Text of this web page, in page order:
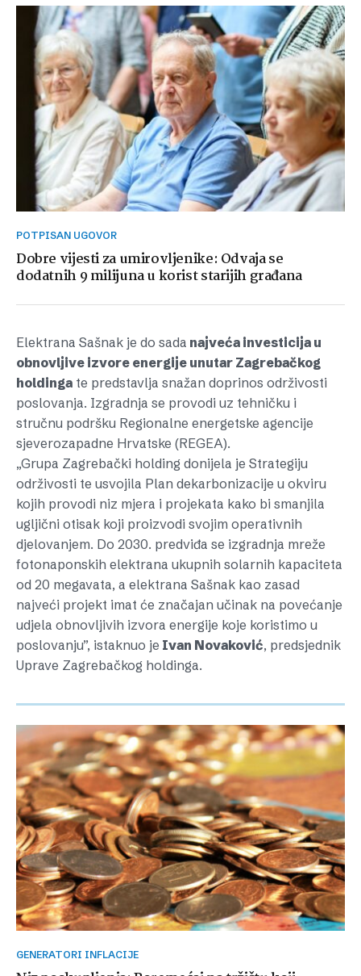
POTPISAN UGOVOR
Dobre vijesti za umirovljenike: Odvaja se
dodatnih 9 milijuna u korist starijih građana
Elektrana Sašnak je do sada najveća investicija u
obnovljive izvore energije unutar Zagrebačkog
holdinga te predstavlja snažan doprinos održivosti
poslovanja. Izgradnja se provodi uz tehničku i
stručnu podršku Regionalne energetske agencije
sjeverozapadne Hrvatske (REGEA).
„Grupa Zagrebački holding donijela je Strategiju
održivosti te usvojila Plan dekarbonizacije u okviru
kojih provodi niz mjera i projekata kako bi smanjila
ugljični otisak koji proizvodi svojim operativnih
djelovanjem. Do 2030. predviđa se izgradnja mreže
fotonaponskih elektrana ukupnih solarnih kapaciteta
od 20 megavata, a elektrana Sašnak kao zasad
najveći projekt imat će značajan učinak na povećanje
udjela obnovljivih izvora energije koje koristimo u
poslovanju”, istaknuo je Ivan Novaković, predsjednik
Uprave Zagrebačkog holdinga.
GENERATORI INFLACIJE